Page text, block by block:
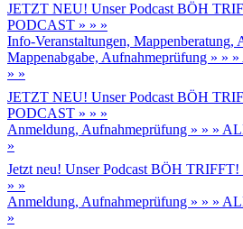
JETZT NEU! Unser Podcast BÖH
PODCAST » » »
Info-Veranstaltungen, Mappenberatung,
Mappenabgabe, Aufnahmeprüfung »
» »
JETZT NEU! Unser Podcast BÖH
PODCAST » » »
Anmeldung, Aufnahmeprüfung » » »
»
Jetzt neu! Unser Podcast BÖH
» »
Anmeldung, Aufnahmeprüfung » » »
»